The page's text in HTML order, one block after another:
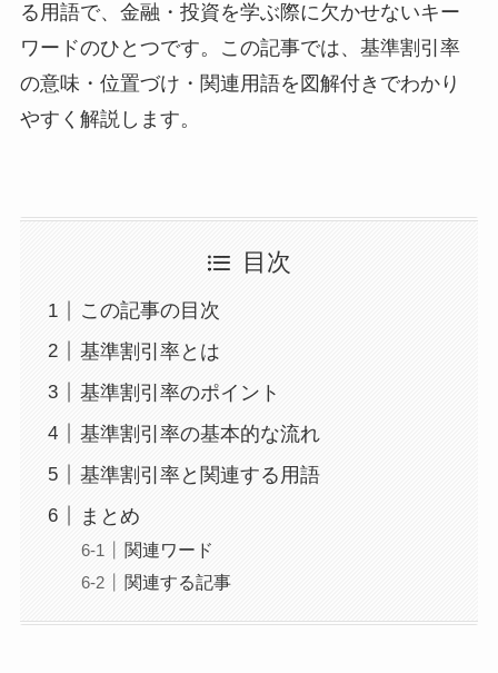
る用語で、金融・投資を学ぶ際に欠かせないキー
ワードのひとつです。この記事では、基準割引率
の意味・位置づけ・関連用語を図解付きでわかり
やすく解説します。
目次
この記事の目次
基準割引率とは
基準割引率のポイント
基準割引率の基本的な流れ
基準割引率と関連する用語
まとめ
関連ワード
関連する記事